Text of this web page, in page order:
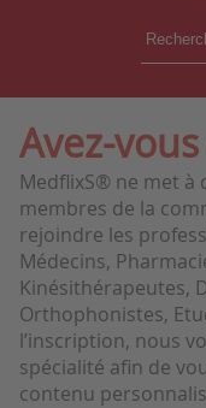
Avez-
MedflixS® ne met à
membres de la
rejoindre les
Médecins,
Kinésithérapeutes,
Orthophonistes,
l’inscription, nous
spécialité afin de
contenu